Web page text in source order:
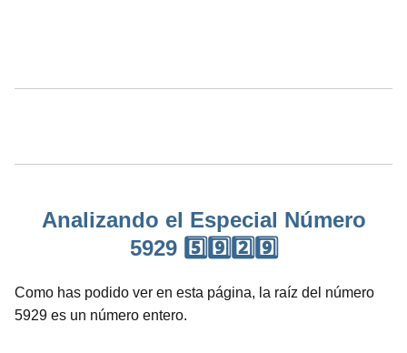
Analizando el Especial Número
5929 5️⃣9️⃣2️⃣9️⃣
Como has podido ver en esta página, la raíz del número
5929 es un número entero.